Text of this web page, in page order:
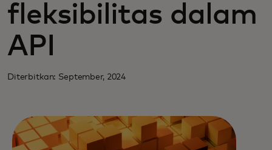
fleksibilitas dalam
API
Diterbitkan: September, 2024